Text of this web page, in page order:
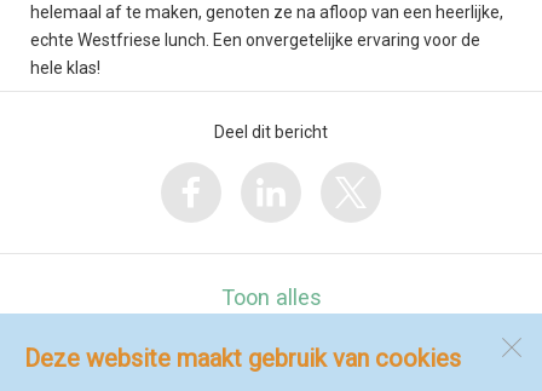
Deze website maakt gebruik van cookies
helemaal af te maken, genoten ze na afloop van een heerlijke,
echte Westfriese lunch. Een onvergetelijke ervaring voor de
hele klas!
Deel dit bericht
Toon alles